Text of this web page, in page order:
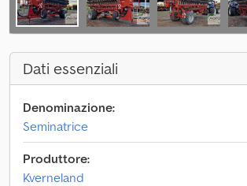
Dati essenziali
Denominazione:
Seminatrice
Produttore:
Kverneland